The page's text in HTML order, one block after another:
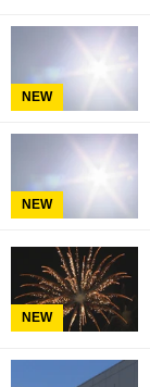
NEW
NEW
NEW